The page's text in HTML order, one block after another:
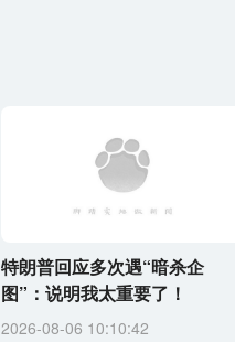
特朗普回应多次遇“暗杀企
图”：说明我太重要了！
2026-08-06 10:10:42